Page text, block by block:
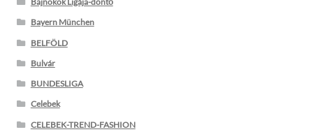
Bayern München
BELFÖLD
Bulvár
BUNDESLIGA
Celebek
CELEBEK-TREND-FASHION